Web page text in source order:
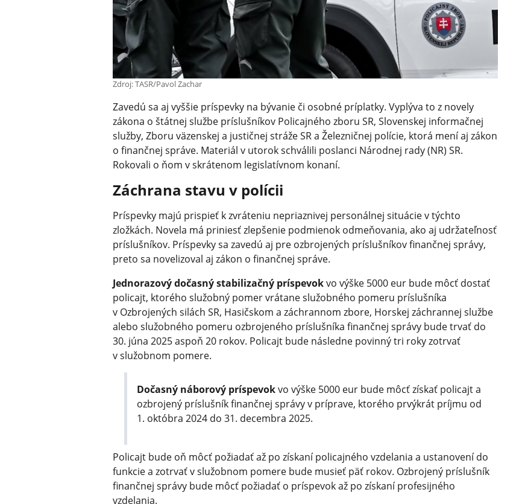
Zdroj: TASR/Pavol Zachar
Zavedú sa aj vyššie príspevky na bývanie či osobné príplatky. Vyplýva to z novely
zákona o štátnej službe príslušníkov Policajného zboru SR, Slovenskej informačnej
služby, Zboru väzenskej a justičnej stráže SR a Železničnej polície, ktorá mení aj zákon
o finančnej správe. Materiál v utorok schválili poslanci Národnej rady (NR) SR.
Rokovali o ňom v skrátenom legislatívnom konaní.
Záchrana stavu v polícii
Príspevky majú prispieť k zvráteniu nepriaznivej personálnej situácie v týchto
zložkách. Novela má priniesť zlepšenie podmienok odmeňovania, ako aj udržateľnosť
príslušníkov. Príspevky sa zavedú aj pre ozbrojených príslušníkov finančnej správy,
preto sa novelizoval aj zákon o finančnej správe.
Jednorazový dočasný stabilizačný príspevokvo výške 5000 eur bude môcť dostať
policajt, ktorého služobný pomer vrátane služobného pomeru príslušníka
v Ozbrojených silách SR, Hasičskom a záchrannom zbore, Horskej záchrannej službe
alebo služobného pomeru ozbrojeného príslušníka finančnej správy bude trvať do
30. júna 2025 aspoň 20 rokov. Policajt bude následne povinný tri roky zotrvať
v služobnom pomere.
Dočasný náborový príspevokvo výške 5000 eur bude môcť získať policajt a
ozbrojený príslušník finančnej správy v príprave, ktorého prvýkrát príjmu od
1. októbra 2024 do 31. decembra 2025.
Policajt bude oň môcť požiadať až po získaní policajného vzdelania a ustanovení do
funkcie a zotrvať v služobnom pomere bude musieť päť rokov. Ozbrojený príslušník
finančnej správy bude môcť požiadať o príspevok až po získaní profesijného
vzdelania.